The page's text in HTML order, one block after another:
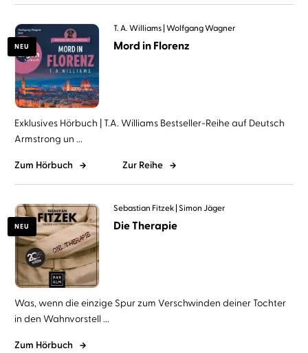
NEU
T. A. Williams Wolfgang Wagner
Mord in Florenz
Exklusives Hörbuch | T.A. Williams Bestseller-Reihe auf Deutsch
Armstrong un ...
Zum Hörbuch Zur Reihe
NEU
Sebastian Fitzek Simon Jäger
Die Therapie
Was, wenn die einzige Spur zum Verschwinden deiner Tochter
in den Wahnvorstell ...
Zum Hörbuch